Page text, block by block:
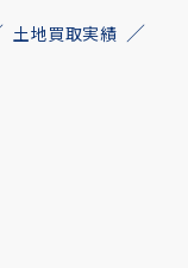
土地買取実績